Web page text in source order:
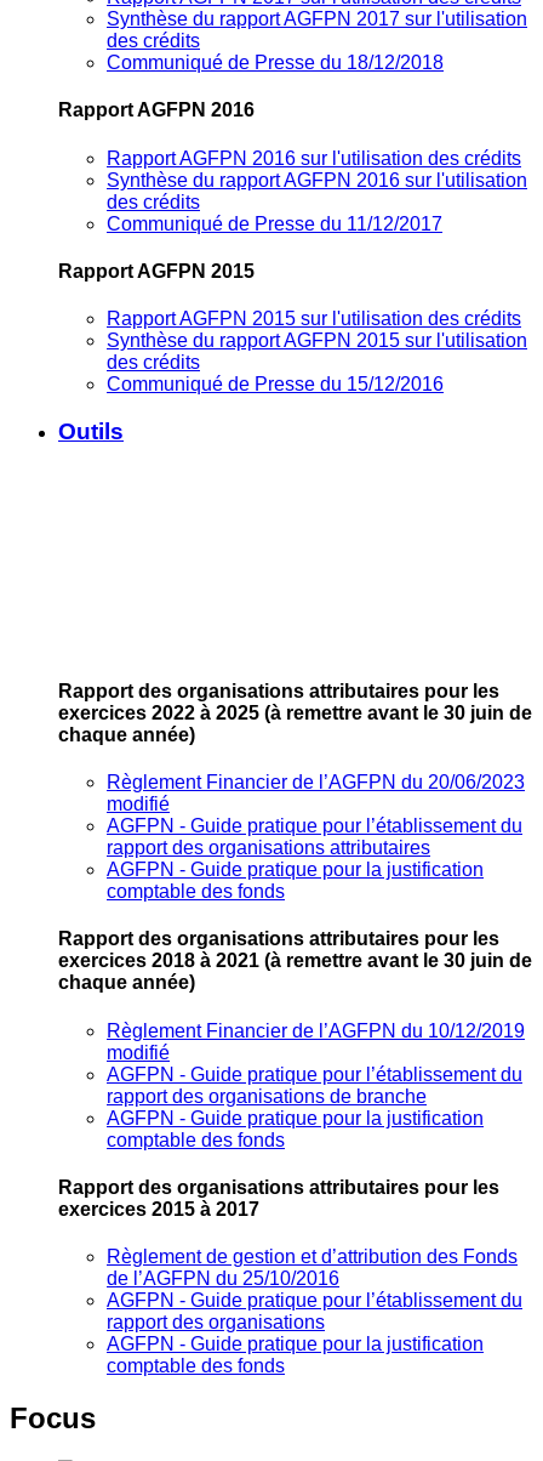
Synthèse du rapport AGFPN 2017 sur l'utilisation
des crédits
Communiqué de Presse du 18/12/2018
Rapport AGFPN 2016
Rapport AGFPN 2016 sur l'utilisation des crédits
Synthèse du rapport AGFPN 2016 sur l'utilisation
des crédits
Communiqué de Presse du 11/12/2017
Rapport AGFPN 2015
Rapport AGFPN 2015 sur l'utilisation des crédits
Synthèse du rapport AGFPN 2015 sur l'utilisation
des crédits
Communiqué de Presse du 15/12/2016
Outils
Rapport des organisations attributaires pour les
exercices 2022 à 2025 (à remettre avant le 30 juin de
chaque année)
Règlement Financier de l’AGFPN du 20/06/2023
modifié
AGFPN ‐ Guide pratique pour l’établissement du
rapport des organisations attributaires
AGFPN ‐ Guide pratique pour la justification
comptable des fonds
Rapport des organisations attributaires pour les
exercices 2018 à 2021 (à remettre avant le 30 juin de
chaque année)
Règlement Financier de l’AGFPN du 10/12/2019
modifié
AGFPN ‐ Guide pratique pour l’établissement du
rapport des organisations de branche
AGFPN ‐ Guide pratique pour la justification
comptable des fonds
Rapport des organisations attributaires pour les
exercices 2015 à 2017
Règlement de gestion et d’attribution des Fonds
de l’AGFPN du 25/10/2016
AGFPN ‐ Guide pratique pour l’établissement du
rapport des organisations
AGFPN ‐ Guide pratique pour la justification
comptable des fonds
Focus